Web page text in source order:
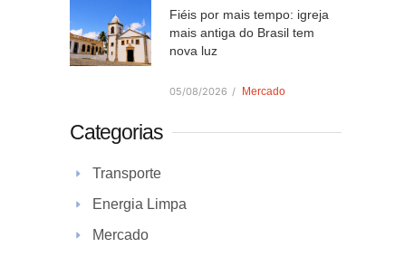
Fiéis por mais tempo: igreja
mais antiga do Brasil tem
nova luz
05/08/2026 / Mercado
Categorias
Transporte
Energia Limpa
Mercado